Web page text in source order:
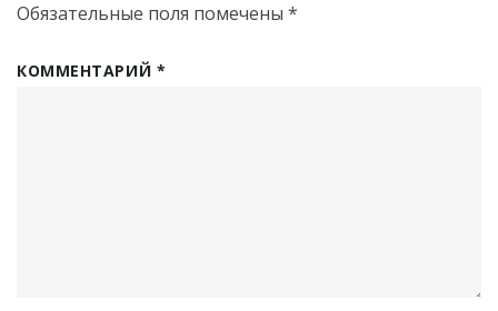
Обязательные поля помечены *
КОММЕНТАРИЙ *